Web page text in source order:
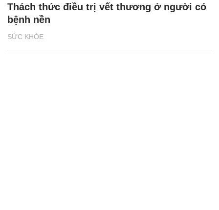
SỨC KHỎE
Thách thức điều trị vết thương ở người có
bệnh nền